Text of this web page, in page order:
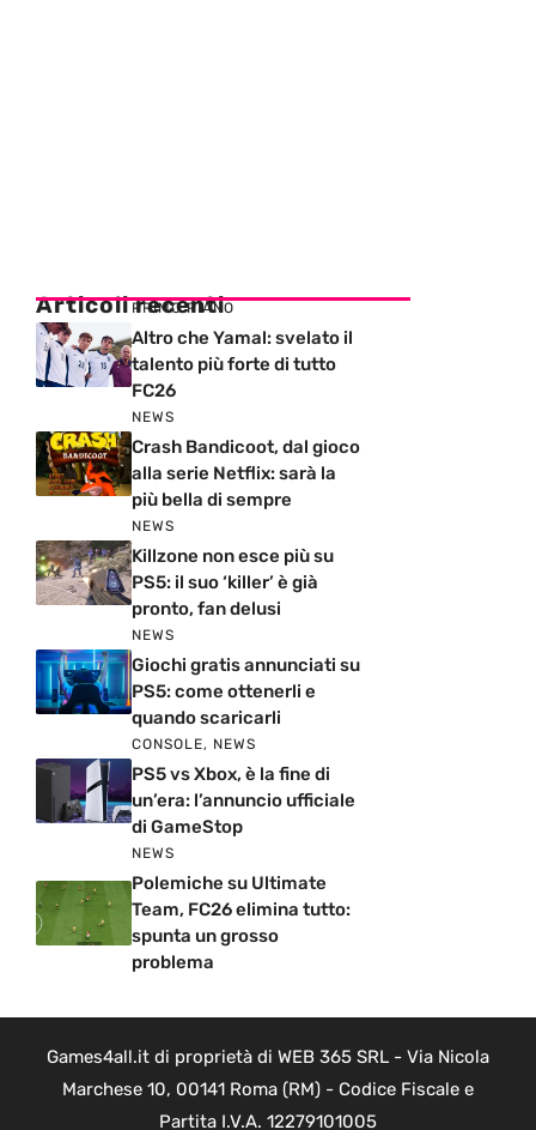
Articoli recenti
PRIMO PIANO
Altro che Yamal: svelato il
talento più forte di tutto
FC26
NEWS
Crash Bandicoot, dal gioco
alla serie Netflix: sarà la
più bella di sempre
NEWS
Killzone non esce più su
PS5: il suo ‘killer’ è già
pronto, fan delusi
NEWS
Giochi gratis annunciati su
PS5: come ottenerli e
quando scaricarli
CONSOLE, NEWS
PS5 vs Xbox, è la fine di
un’era: l’annuncio ufficiale
di GameStop
NEWS
Polemiche su Ultimate
Team, FC26 elimina tutto:
spunta un grosso
problema
Games4all.it di proprietà di WEB 365 SRL - Via Nicola
Marchese 10, 00141 Roma (RM) - Codice Fiscale e
Partita I.V.A. 12279101005